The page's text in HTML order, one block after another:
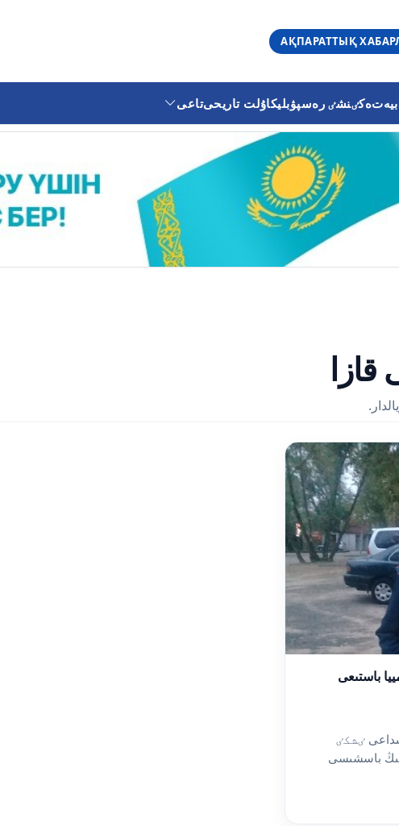
АҚПАРАТТЫҚ
ەكٸنشٸ رەسپۋبليكاۇلت تاريحىتاعى
قازا
باستىعى
ٸشكٸ
باسشىسى